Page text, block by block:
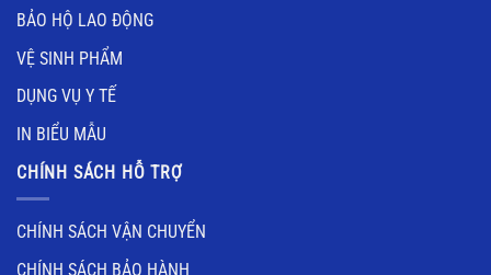
BẢO HỘ LAO ĐỘNG
VỆ SINH PHẨM
DỤNG VỤ Y TẾ
IN BIỂU MẪU
CHÍNH SÁCH HỖ TRỢ
CHÍNH SÁCH VẬN CHUYỂN
CHÍNH SÁCH BẢO HÀNH